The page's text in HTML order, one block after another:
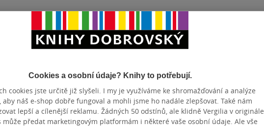
Napište nám naporadime@knihydobrovsky.cz
Zobrazeno 3 z 3
Cookies a osobní údaje? Knihy to potřebují.
cookies jste určitě již slyšeli. I my je využíváme ke shromažďování a analýze
aby náš e-shop dobře fungoval a mohli jsme ho nadále zlepšovat. Také nám
lepší a cílenější reklamu. Žádných 50 odstínů, ale klidně Vergilia v originále.
může předat marketingovým platformám i některé vaše osobní údaje. Ale vše